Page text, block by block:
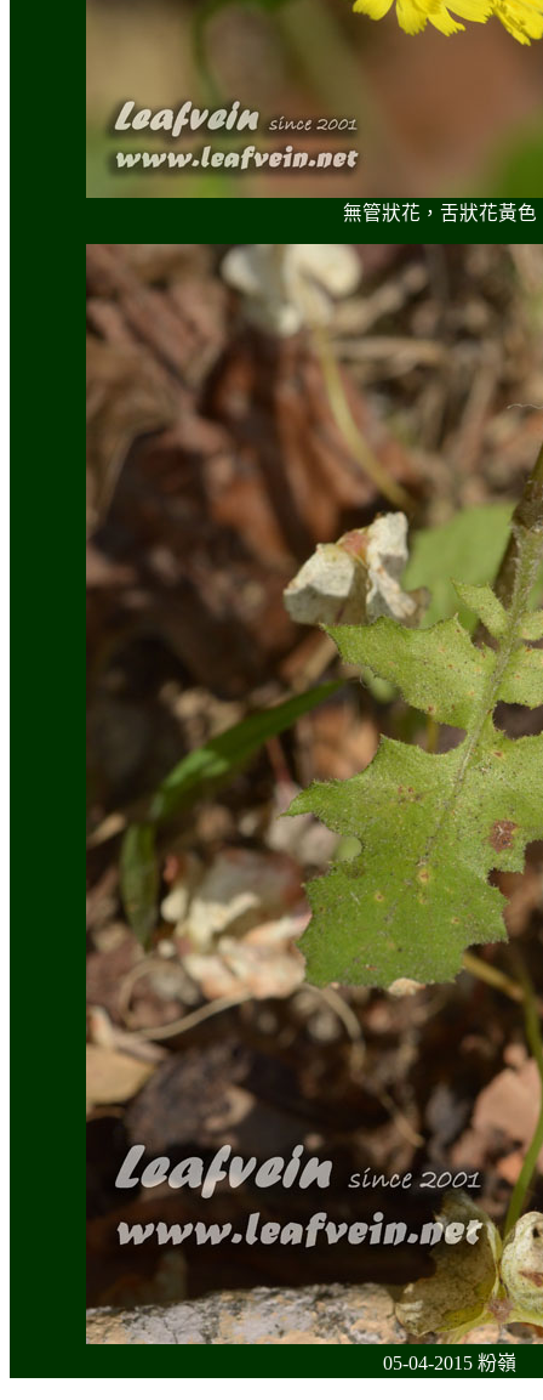
無管狀花 ，舌狀花黃色
05-04-2015 粉嶺